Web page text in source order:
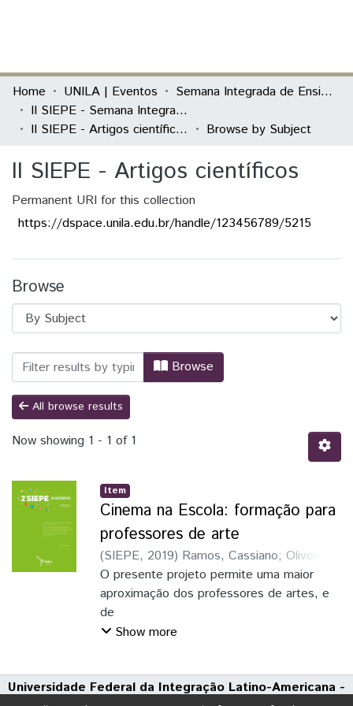
Communities & Collections
All of DSpace
Home UNILA | Eventos
Semana Integrada de Ensino, Pesquisa e Extensão (SIEPE)
II SIEPE - Semana Integrada de Ensino, Pesquisa e Extensão
II SIEPE - Artigos científicos
Browse by Subject
II SIEPE - Artigos científicos
Permanent URI for this collection
https://dspace.unila.edu.br/handle/123456789/5215
Browse
Browsing II SIEPE - Artigos científicos
Browse
All browse results
Now showing 1 - 1 of 1
Item
Cinema na Escola: formação para
professores de arte
(SIEPE, 2019) Ramos, Cassiano; Oliveira,
Higor Antunes;Pereira, Kira Santos
O presente projeto permite uma maior
aproximação dos professores de artes, e
de
outras disciplinas, da rede pública
ainda mais capacidades aos professores
Show more
Universidade Federal da Integração Latino-Americana -